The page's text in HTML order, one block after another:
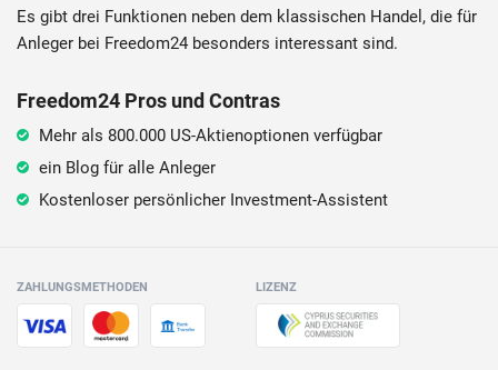
Die WELCOME-Aktion unterliegt den AGB. Gratisaktien werden zufällig zugeteilt (höherwertige
Die WELCOME-Aktion unterliegt den AGB. Gratisaktien werden zufällig zugeteilt (höherwertige
Es gibt drei Funktionen neben dem klassischen Handel, die für
Anleger bei Freedom24 besonders interessant sind.
Freedom24 Pros und Contras
Mehr als 800.000 US-Aktienoptionen verfügbar
ein Blog für alle Anleger
Kostenloser persönlicher Investment-Assistent
ZAHLUNGSMETHODEN LIZENZ